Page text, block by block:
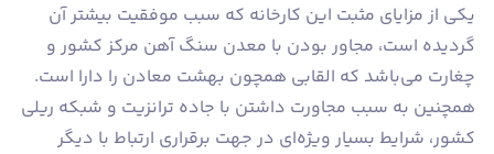
یکی از مزایای مثبت این کارخانه که سبب موفقیت بیشتر آن
گردیده است، مجاور بودن با معدن سنگ آهن مرکز کشور و
چغارت می‌باشد که القابی همچون بهشت معادن را دارا است.
همچنین به سبب مجاورت داشتن با جاده ترانزیت و شبکه ریلی
کشور، شرایط بسیار ویژه‌ای در جهت برقراری ارتباط با دیگر